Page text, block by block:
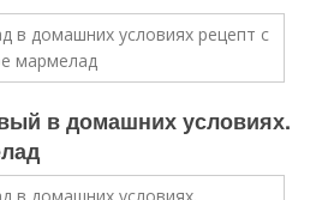
в домашних условиях.